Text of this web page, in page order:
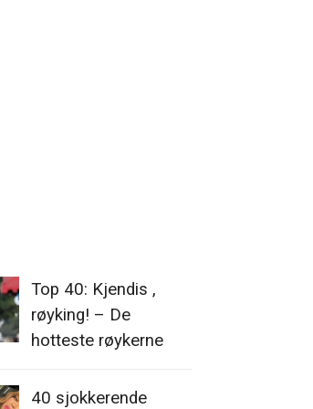
Top 40: Kjendis ,
røyking! – De
hotteste røykerne
40 sjokkerende